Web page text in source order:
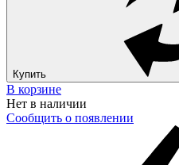
Купить
В корзине
Нет в наличии
Сообщить о появлении